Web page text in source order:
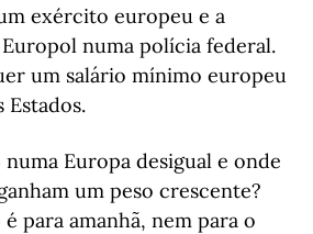
exército europeu e a
numa polícia federal.
um salário mínimo europeu
Estados.
Europa desigual e onde
um peso crescente?
é para amanhã, nem para o